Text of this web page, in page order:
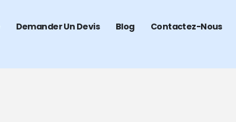
Demander Un Devis Blog Contactez-Nous